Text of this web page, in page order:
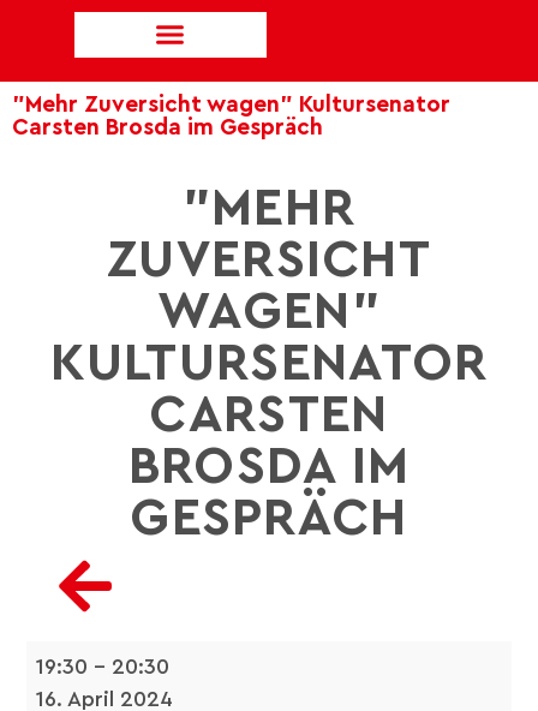
"Mehr Zuversicht wagen" Kultursenator
Carsten Brosda im Gespräch
"MEHR
ZUVERSICHT
WAGEN"
KULTURSENATOR
CARSTEN
BROSDA IM
GESPRÄCH
19:30 – 20:30
16. April 2024